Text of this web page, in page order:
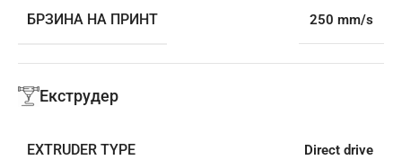
БРЗИНА НА ПРИНТ 250 mm/s
Екструдер
EXTRUDER TYPE Direct drive